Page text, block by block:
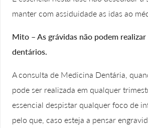
manter com assiduidade as idas ao
Mito – As grávidas não podem
dentários.
A consulta de Medicina Dentária,
pode ser realizada em qualquer
essencial despistar qualquer foco de
pelo que, caso esteja a pensar